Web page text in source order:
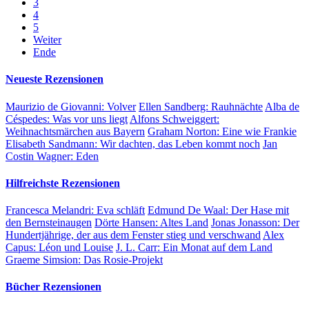
3
4
5
Weiter
Ende
Neueste Rezensionen
Maurizio de Giovanni: Volver Ellen Sandberg: Rauhnächte Alba de
Céspedes: Was vor uns liegt Alfons Schweiggert:
Weihnachtsmärchen aus Bayern Graham Norton: Eine wie Frankie
Elisabeth Sandmann: Wir dachten, das Leben kommt noch Jan
Costin Wagner: Eden
Hilfreichste Rezensionen
Francesca Melandri: Eva schläft Edmund De Waal: Der Hase mit
den Bernsteinaugen Dörte Hansen: Altes Land Jonas Jonasson: Der
Hundertjährige, der aus dem Fenster stieg und verschwand Alex
Capus: Léon und Louise J. L. Carr: Ein Monat auf dem Land
Graeme Simsion: Das Rosie-Projekt
Bücher Rezensionen